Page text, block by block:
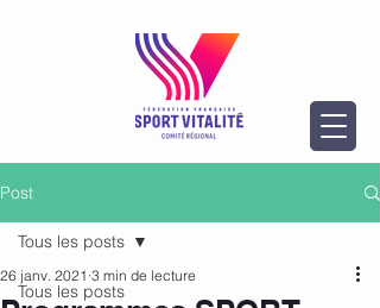
Post
Tous les posts
Tous les posts
26 janv. 2021 3 min de lecture